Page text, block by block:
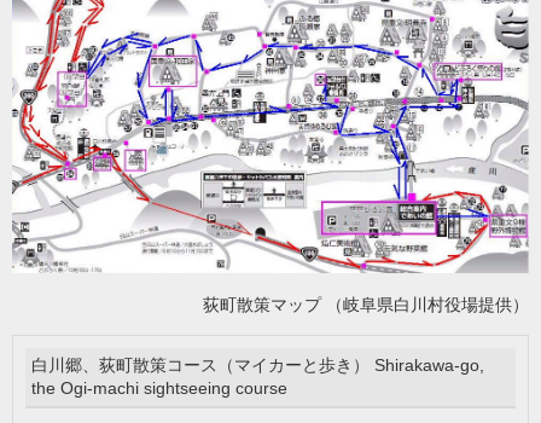
荻町散策マップ （岐阜県白川村役場提供）
白川郷、荻町散策コース（マイカーと歩き） Shirakawa-go,
the Ogi-machi sightseeing course